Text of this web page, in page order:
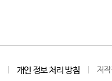
개인 정보 처리 방침 저